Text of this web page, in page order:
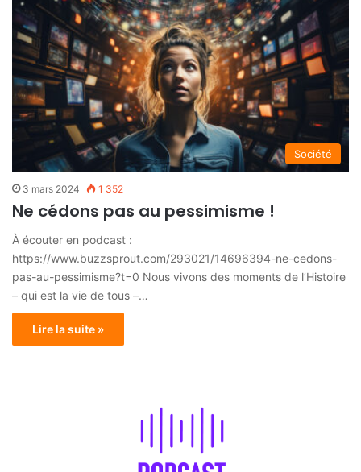
Société
3 mars 2024 1 352
Ne cédons pas au pessimisme !
À écouter en podcast :
https://www.buzzsprout.com/293021/14696394-ne-cedons-
pas-au-pessimisme?t=0 Nous vivons des moments de l’Histoire
– qui est la vie de tous –…
Lire la suite »